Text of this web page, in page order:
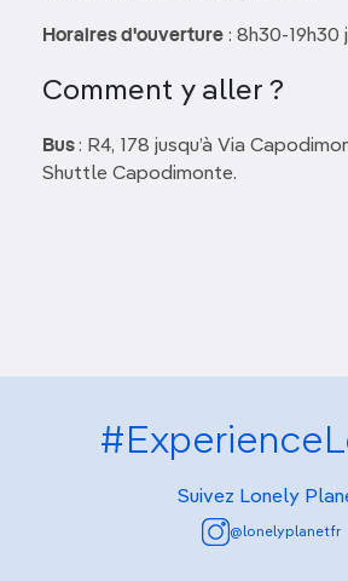
Horaires d'ouverture : 8h30-19h30
Comment y aller ?
Bus: R4, 178 jusqu’à Via
Shuttle Capodimonte.
Suivez Lonely
@lonelyplanetfr